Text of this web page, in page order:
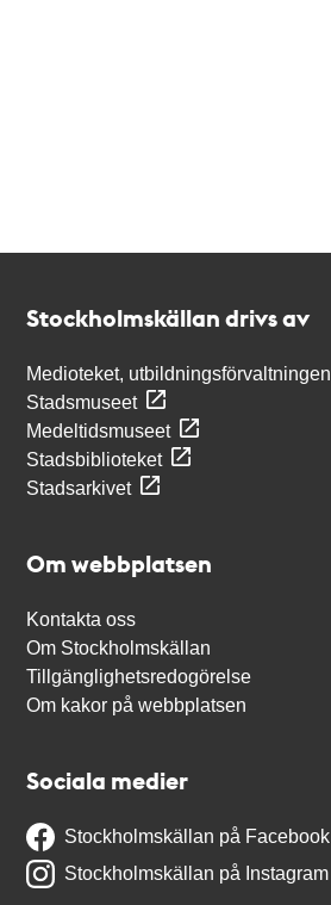
Stockholmskällan drivs av
Medioteket, utbildningsförvaltningen
Stadsmuseet
Medeltidsmuseet
Stadsbiblioteket
Stadsarkivet
Om webbplatsen
Kontakta oss
Om Stockholmskällan
Tillgänglighetsredogörelse
Om kakor på webbplatsen
Sociala medier
Stockholmskällan på Facebook
Stockholmskällan på Instagram